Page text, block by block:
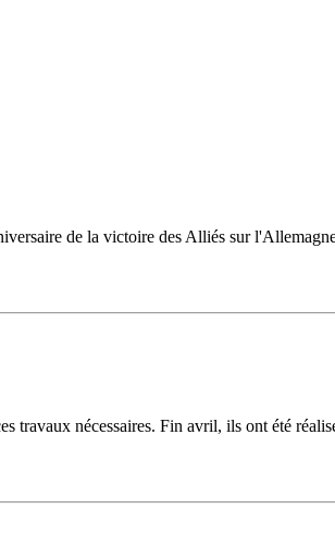
de la victoire des Alliés sur
travaux nécessaires. Fin avril, ils ont été